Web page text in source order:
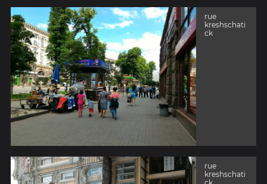
rue
kreshschati
ck
rue
kreshschati